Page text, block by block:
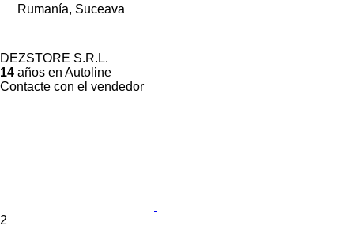
Rumanía, Suceava
DEZSTORE S.R.L.
14 años en Autoline
Contacte con el vendedor
2